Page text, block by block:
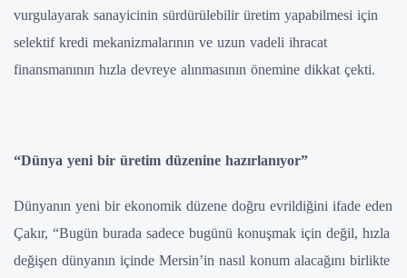
vurgulayarak sanayicinin sürdürülebilir üretim yapabilmesi için
selektif kredi mekanizmalarının ve uzun vadeli ihracat
finansmanının hızla devreye alınmasının önemine dikkat çekti.
“Dünya yeni bir üretim düzenine hazırlanıyor”
Dünyanın yeni bir ekonomik düzene doğru evrildiğini ifade eden
Çakır, “Bugün burada sadece bugünü konuşmak için değil, hızla
değişen dünyanın içinde Mersin’in nasıl konum alacağını birlikte